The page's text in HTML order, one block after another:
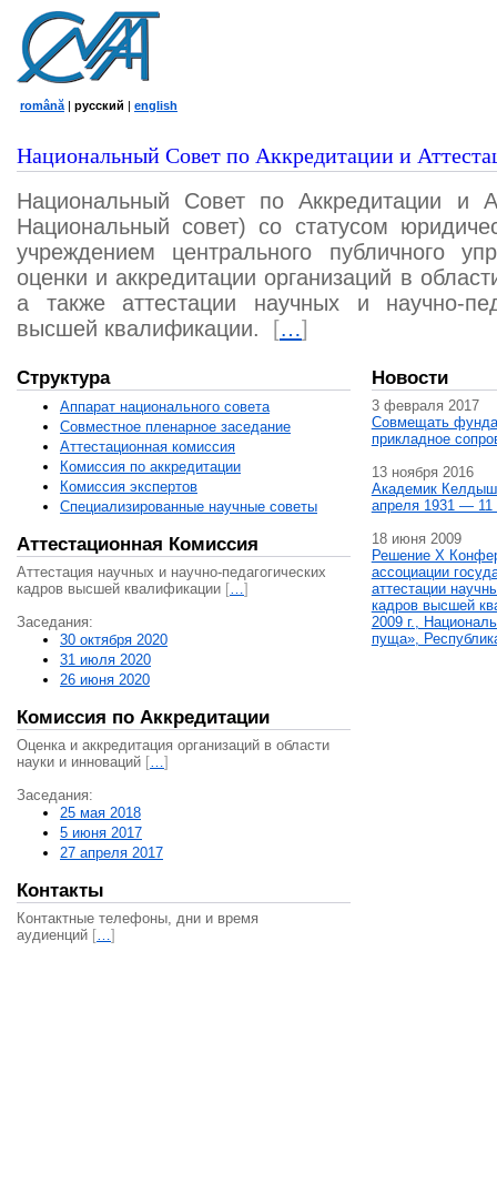
română | русский | english
Национальный Совет по Аккредитации и
Национальный Совет по Аккредитации и
Национальный совет) со статусом
учреждением центрального публичного
оценки и аккредитации организаций в
а также аттестации научных и научно-
высшей квалификации.
[…]
Структура
Аппарат национального совета
Совместное пленарное заседание
Аттестационная комисcия
Комиссия по аккредитации
Комиссия экспертов
Специализированные научные советы
Аттестационная Комиссия
Аттестация научных и научно-педагогических
кадров высшей квалификации […]
Заседания:
30 октября 2020
31 июля 2020
26 июня 2020
Комиссия по Аккредитации
Оценка и аккредитация организаций в области
науки и инноваций […]
Заседания:
25 мая 2018
5 июня 2017
27 апреля 2017
Контакты
Контактные телефоны, дни и время
аудиенций […]
Новости
3 февраля 2017
Совмещать
прикладное
13 ноября 2016
Академик
апреля 1931 — 11
18 июня 2009
Решение X
ассоциации
аттестации
кадров высшей
2009 г.,
пуща»,